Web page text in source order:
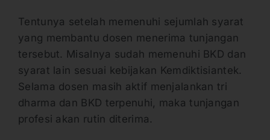
Tentunya setelah memenuhi sejumlah syarat
yang membantu dosen menerima tunjangan
tersebut. Misalnya sudah memenuhi BKD dan
syarat lain sesuai kebijakan Kemdiktisiantek.
Selama dosen masih aktif menjalankan tri
dharma dan BKD terpenuhi, maka tunjangan
profesi akan rutin diterima.